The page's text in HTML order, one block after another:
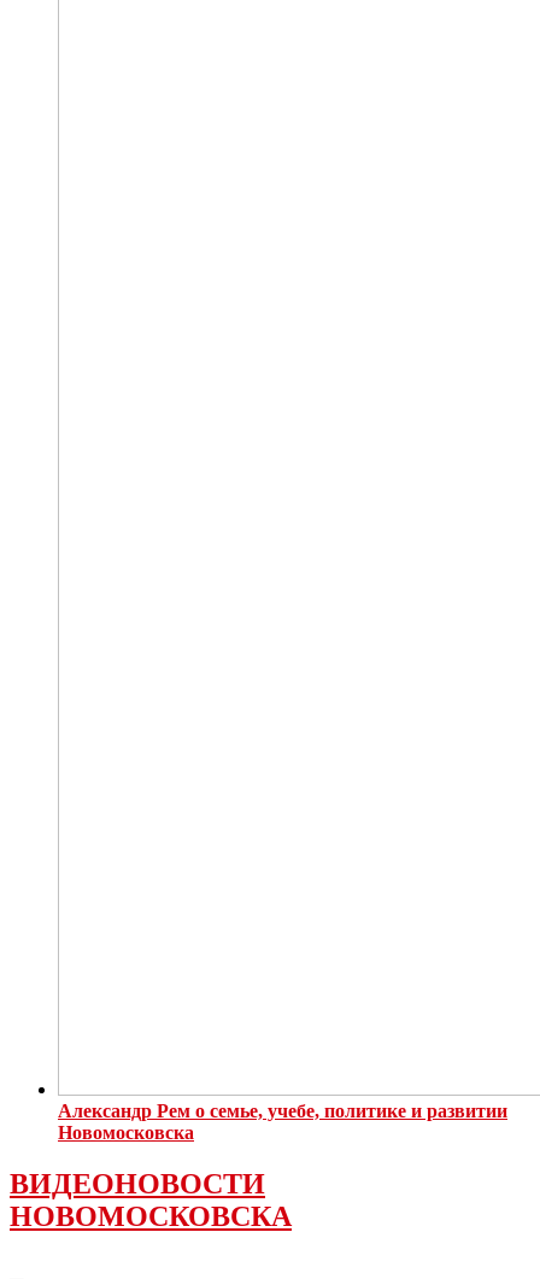
Александр Рем о семье, учебе, политике и развитии
Новомосковска
ВИДЕОНОВОСТИ
НОВОМОСКОВСКА